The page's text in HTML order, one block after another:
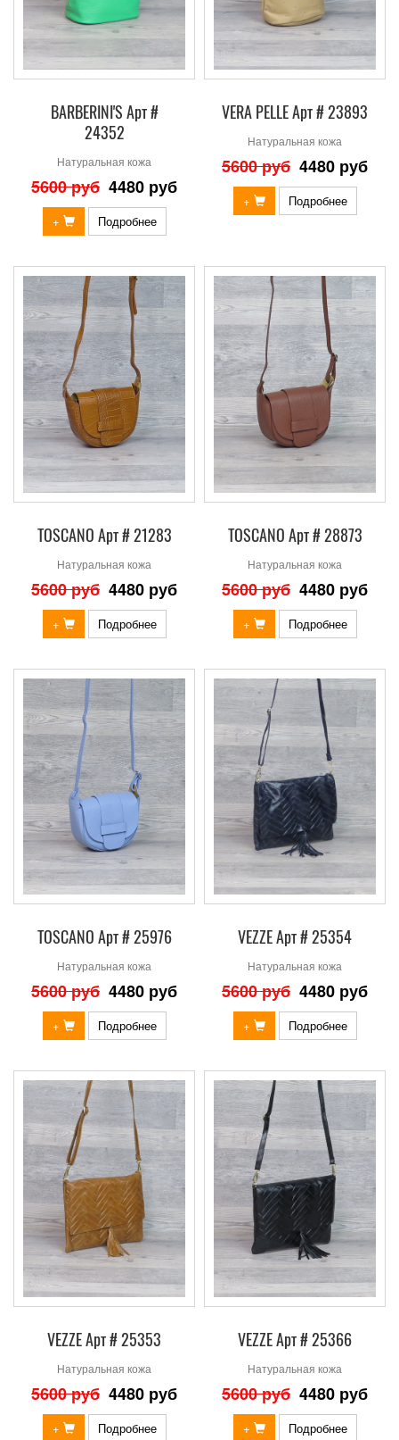
BARBERINI'S Арт #
24352
Натуральная кожа
5600 руб 4480 руб
+ Подробнее
VERA PELLE Арт # 23893
Натуральная кожа
5600 руб 4480 руб
+ Подробнее
TOSCANO Арт # 21283
Натуральная кожа
5600 руб 4480 руб
+ Подробнее
TOSCANO Арт # 28873
Натуральная кожа
5600 руб 4480 руб
+ Подробнее
TOSCANO Арт # 25976
Натуральная кожа
5600 руб 4480 руб
+ Подробнее
VEZZE Арт # 25354
Натуральная кожа
5600 руб 4480 руб
+ Подробнее
VEZZE Арт # 25353
Натуральная кожа
5600 руб 4480 руб
+ Подробнее
VEZZE Арт # 25366
Натуральная кожа
5600 руб 4480 руб
+ Подробнее